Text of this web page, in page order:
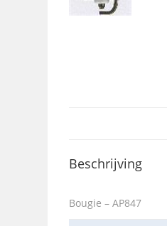
Beschrijving
Bougie – AP847